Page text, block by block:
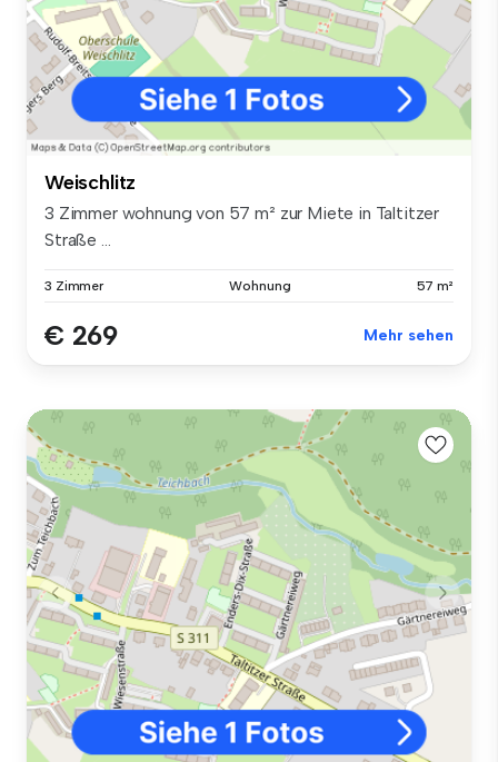
Weischlitz
3 Zimmer wohnung von 57 m² zur Miete in Taltitzer
Straße ...
3 Zimmer Wohnung 57 m²
€ 269 Mehr sehen